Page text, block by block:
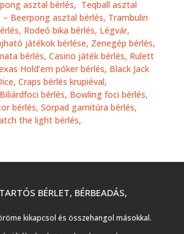
asztal bérlés, Teqball asztal
– Beerpong asztal bérlés, Trambulin
Rodeó bika bérlés, Légvár,
játékok bérlése, Zenegép bérlés,
bérlés, Casino játék bérlés, Rulett
Hold’em póker bérlés, Black Jack
Craps bérlés krupiéval,
Biliárdfoci bérlés, Bowling foci bérlés,
bérlés, Sörpad garnitúra bérlés,
the light bérlés,
BÉRLET, BÉRBEADÁS,
kikapcsol és összehangol másokkal.